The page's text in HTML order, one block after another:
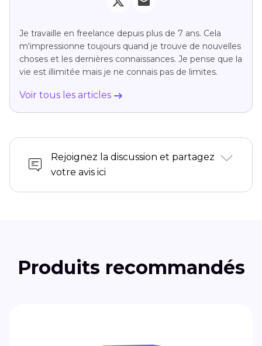
Je travaille en freelance depuis plus de 7 ans. Cela
m'impressionne toujours quand je trouve de nouvelles
choses et les dernières connaissances. Je pense que la
vie est illimitée mais je ne connais pas de limites.
Voir tous les articles
Rejoignez la discussion et partagez
votre avis ici
Produits recommandés